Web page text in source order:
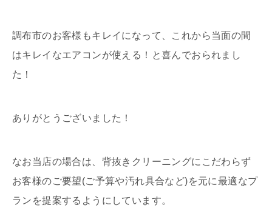
調布市のお客様もキレイになって、これから当面の間
はキレイなエアコンが使える！と喜んでおられまし
た！
ありがとうございました！
なお当店の場合は、背抜きクリーニングにこだわらず
お客様のご要望(ご予算や汚れ具合など)を元に最適なプ
ランを提案するようにしています。